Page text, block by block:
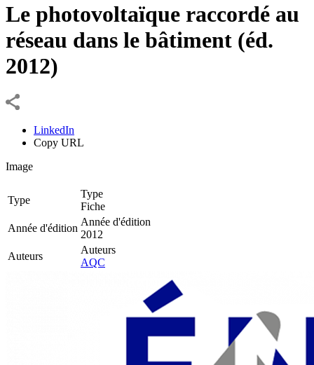
Le photovoltaïque raccordé au
réseau dans le bâtiment (éd.
2012)
LinkedIn
Copy URL
Image
Type
Type
Fiche
Année d'édition
Année d'édition
2012
Auteurs
Auteurs
AQC